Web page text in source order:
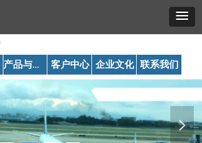
넲
产品与服务 客户中心 企业文化 联系我们